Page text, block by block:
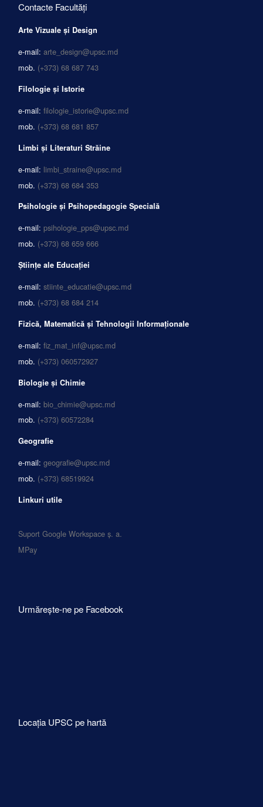
Contacte Facultăți
Arte Vizuale și Design
e-mail: arte_design@upsc.md
mob. (+373) 68 687 743
Filologie și Istorie
e-mail: filologie_istorie@upsc.md
mob. (+373) 68 681 857
Limbi și Literaturi Străine
e-mail: limbi_straine@upsc.md
mob. (+373) 68 684 353
Psihologie și Psihopedagogie Specială
e-mail: psihologie_pps@upsc.md
mob. (+373) 68 659 666
Științe ale Educației
e-mail: stiinte_educatie@upsc.md
mob. (+373) 68 684 214
Fizică, Matematică și Tehnologii Informaționale
e-mail: fiz_mat_inf@upsc.md
mob. (+373) 060572927
Biologie și Chimie
e-mail: bio_chimie@upsc.md
mob. (+373) 60572284
Geografie
e-mail: geografie@upsc.md
mob. (+373) 68519924
Linkuri utile
Suport Google Workspace ș. a.
MPay
Urmărește-ne pe Facebook
Locația UPSC pe hartă